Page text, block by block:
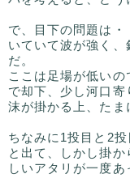
で、目下の問題は
いていて波が強く、
だ。
ここは足場が低い
で却下、少し河口
沫が掛かる上、たま
ちなみに1投目と2
と出て、しかし掛
しいアタリが一度あ